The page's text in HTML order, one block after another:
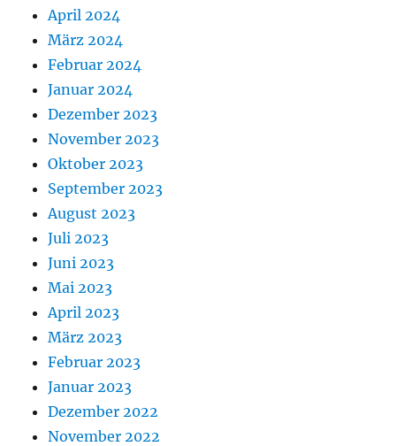
April 2024
März 2024
Februar 2024
Januar 2024
Dezember 2023
November 2023
Oktober 2023
September 2023
August 2023
Juli 2023
Juni 2023
Mai 2023
April 2023
März 2023
Februar 2023
Januar 2023
Dezember 2022
November 2022